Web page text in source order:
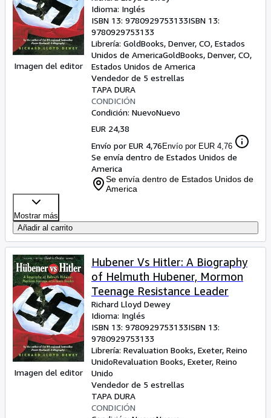
Imagen del editor
Idioma: Inglés
ISBN 13: 9780929753133ISBN 13:
9780929753133
Librería: GoldBooks, Denver, CO, Estados
Unidos de AmericaGoldBooks, Denver, CO,
Estados Unidos de America
Vendedor de 5 estrellas
TAPA DURA
CONDICIÓN
Condición: NuevoNuevo
EUR 24,38
Envío por EUR 4,76Envío por EUR 4,76
Se envía dentro de Estados Unidos de
America
Se envía dentro de Estados Unidos de
America
Mostrar más
Añadir al carrito
Imagen del editor
Hubener Vs Hitler: A Biography
of Helmuth Hubener, Mormon
Teenage Resistance Leader
Richard Lloyd Dewey
Idioma: Inglés
ISBN 13: 9780929753133ISBN 13:
9780929753133
Librería: Revaluation Books, Exeter, Reino
UnidoRevaluation Books, Exeter, Reino
Unido
Vendedor de 5 estrellas
TAPA DURA
CONDICIÓN